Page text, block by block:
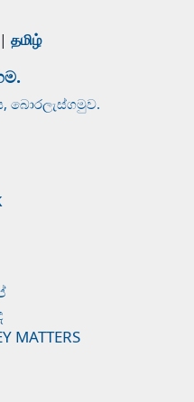
| தமிழ்
බොරලැස්ගමුව.
MATTERS